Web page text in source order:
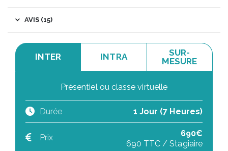
AVIS (15)
INTER INTRA
SUR-
MESURE
Présentiel ou classe virtuelle
Durée 1 Jour (7 Heures)
Prix
690€
690 TTC / Stagiaire